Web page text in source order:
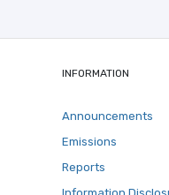
INFORMATION
Announcements
Emissions
Reports